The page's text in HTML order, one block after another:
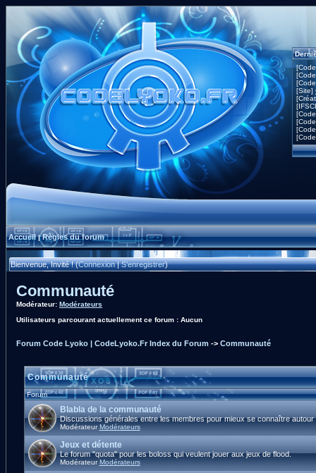
[Site]
Accueil|Règles du forum
Bienvenue, Invité ! (Connexion|S'enregistrer)
Communauté
Modérateur: Modérateurs
Utilisateurs parcourant actuellement ce forum : Aucun
Forum Code Lyoko | CodeLyoko.Fr Index du Forum -> Communauté
Communauté
Forum
Blabla de la communauté
Discussions générales entre les membres pour mieux se connaître autour
ModérateurModérateurs
Jeux et détente
Le forum "quota" pour les boloss qui veulent jouer aux jeux de flood.
ModérateurModérateurs